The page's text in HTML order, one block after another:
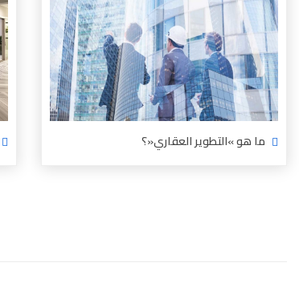
ما هو‮ »‬التطوير العقاري«؟‬